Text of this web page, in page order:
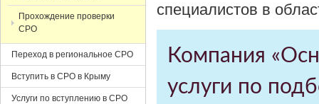
специалистов в
Компания
услуги по
Прохождение проверки
СРО
Переход в региональное СРО
Вступить в СРО в Крыму
Услуги по вступлению в СРО